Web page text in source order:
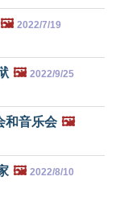
🖼️ 2022/7/19
🖼️ 2022/9/25
和音乐会 🖼️
🖼️ 2022/8/10